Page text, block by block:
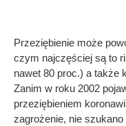
Przeziębienie może
czym najczęściej są to
nawet 80 proc.) a także
Zanim w roku 2002
przeziębieniem
zagrożenie, nie